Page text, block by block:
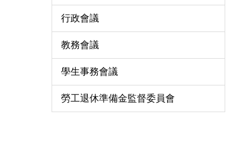
行政會議
教務會議
學生事務會議
勞工退休準備金監督委員會